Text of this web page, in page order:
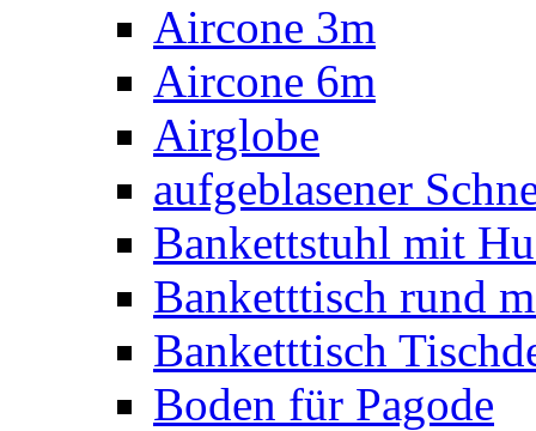
Aircone 3m
Aircone 6m
Airglobe
aufgeblasener
Bankettstuhl mit
Banketttisch rund
Banketttisch
Boden für Pagode